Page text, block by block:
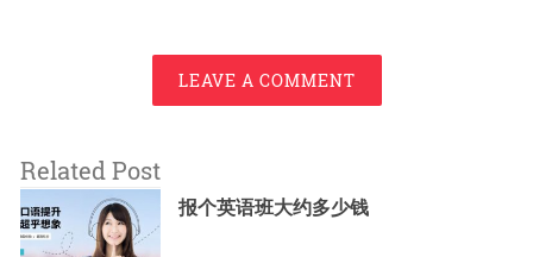
LEAVE A COMMENT
Related Post
报个英语班大约多少钱